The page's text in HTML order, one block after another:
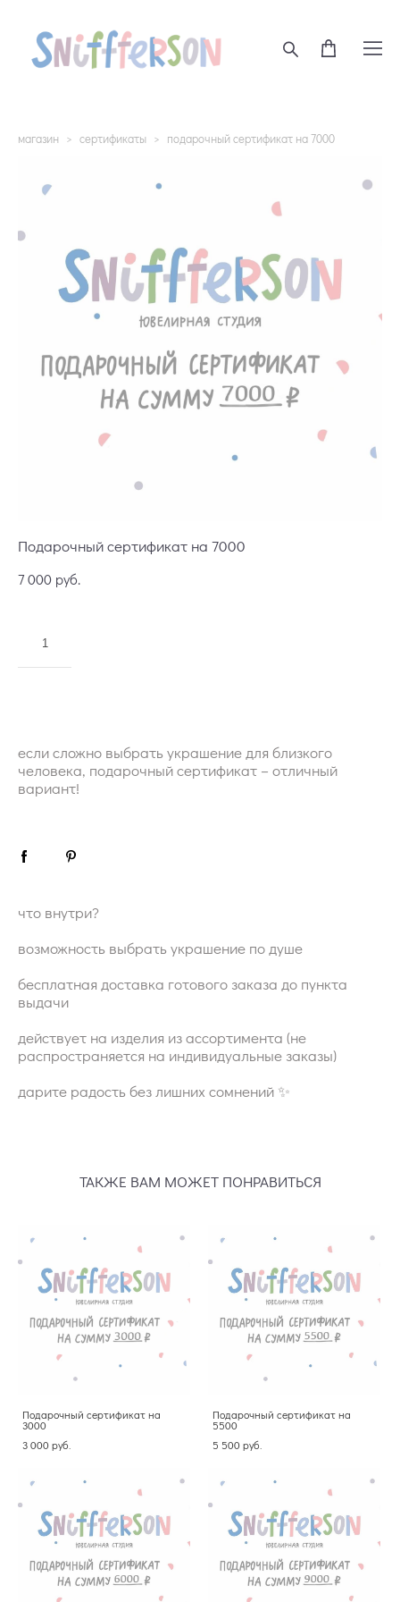
магазин > сертификаты > подарочный сертификат на 7000
Подарочный сертификат на 7000
7 000 pуб.
если сложно выбрать украшение для близкого
человека, подарочный сертификат – отличный
вариант!
что внутри?
возможность выбрать украшение по душе
бесплатная доставка готового заказа до пункта
выдачи
действует на изделия из ассортимента (не
распространяется на индивидуальные заказы)
дарите радость без лишних сомнений ✨
ТАКЖЕ ВАМ МОЖЕТ ПОНРАВИТЬСЯ
Подарочный сертификат на
3000
3 000 pуб.
Подарочный сертификат на
5500
5 500 pуб.